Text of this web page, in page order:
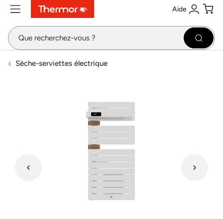
ContenuMenuRecherche Aide
Se
Sèche-serviettes électrique